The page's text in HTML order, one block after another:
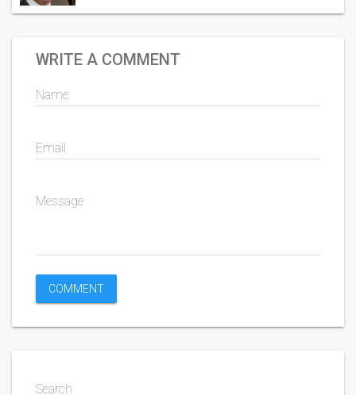
WRITE A COMMENT
Name
Email
Message
Search